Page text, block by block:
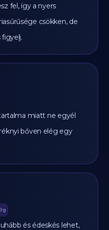
fel, így a nyers
csökken, de
miatt ne egyél
bőven elég egy
g
és édeskés lehet,